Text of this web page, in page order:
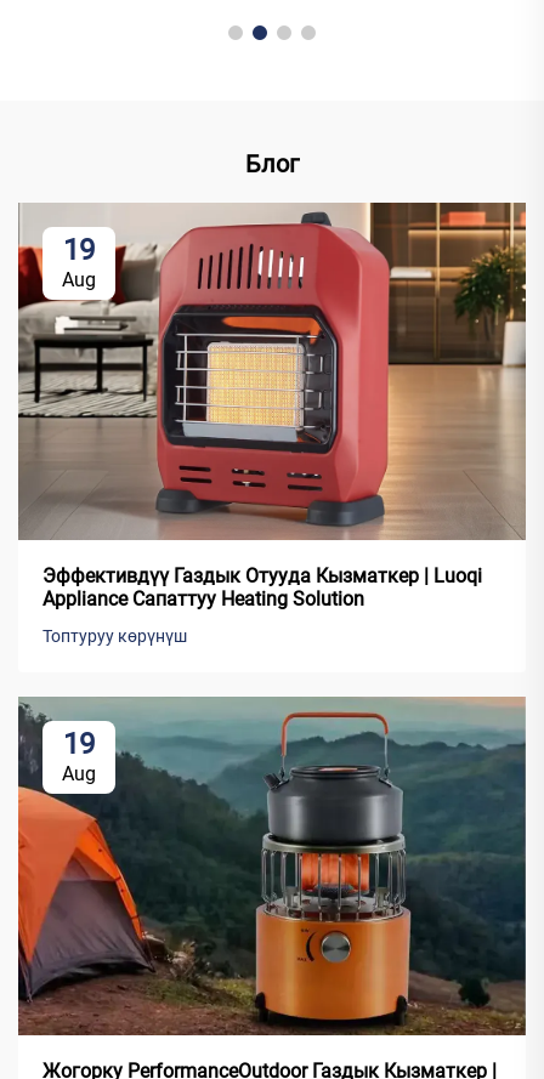
Блог
19
Aug
Эффективдүү Газдык Отууда Кызматкер | Luoqi
Appliance Сапаттуу Heating Solution
Топтуруу көрүнүш
19
Aug
Жогорку PerformanceOutdoor Газдык Кызматкер |